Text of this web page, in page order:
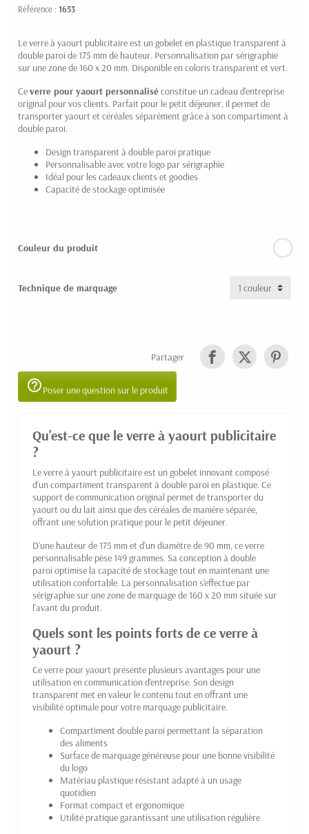
Référence : 1653
Le verre à yaourt publicitaire est un gobelet en plastique transparent à
double paroi de 175 mm de hauteur. Personnalisation par sérigraphie
sur une zone de 160 x 20 mm. Disponible en coloris transparent et vert.
Ceverre pour yaourt personnaliséconstitue un cadeau d'entreprise
original pour vos clients. Parfait pour le petit déjeuner, il permet de
transporter yaourt et céréales séparément grâce à son compartiment à
double paroi.
Design transparent à double paroi pratique
Personnalisable avec votre logo par sérigraphie
Idéal pour les cadeaux clients et goodies
Capacité de stockage optimisée
Couleur du produit
Technique de marquage
Partager
help_outlinePoser une question sur le produit
Qu'est-ce que le verre à yaourt publicitaire
?
Le verre à yaourt publicitaire est un gobelet innovant composé
d'un compartiment transparent à double paroi en plastique. Ce
support de communication original permet de transporter du
yaourt ou du lait ainsi que des céréales de manière séparée,
offrant une solution pratique pour le petit déjeuner.
D'une hauteur de 175 mm et d'un diamètre de 90 mm, ce verre
personnalisable pèse 149 grammes. Sa conception à double
paroi optimise la capacité de stockage tout en maintenant une
utilisation confortable. La personnalisation s'effectue par
sérigraphie sur une zone de marquage de 160 x 20 mm située sur
l'avant du produit.
Quels sont les points forts de ce verre à
yaourt ?
Ce verre pour yaourt présente plusieurs avantages pour une
utilisation en communication d'entreprise. Son design
transparent met en valeur le contenu tout en offrant une
visibilité optimale pour votre marquage publicitaire.
Compartiment double paroi permettant la séparation
des aliments
Surface de marquage généreuse pour une bonne visibilité
du logo
Matériau plastique résistant adapté à un usage
quotidien
Format compact et ergonomique
Utilité pratique garantissant une utilisation régulière